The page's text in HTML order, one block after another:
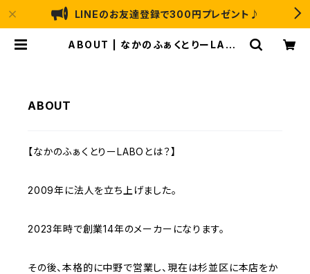
LINEのお友達登録で300円プレゼント♪
ABOUT | なかのふぁくとりーLABO
ABOUT
【なかのふぁくとりーLABOとは？】
2009年に法人を立ち上げました。
2023年時で創業14年のメーカーになります。
その後、本格的に中野で営業し、現在は杉並区に本店をか